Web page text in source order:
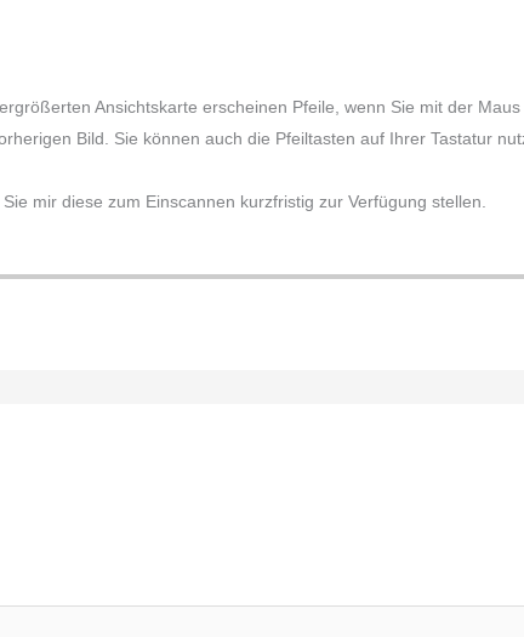
Ansichtskarte erscheinen Pfeile, wenn Sie mit der
Bild. Sie können auch die Pfeiltasten auf Ihrer Tastatur
mir diese zum Einscannen kurzfristig zur Verfügung stellen.